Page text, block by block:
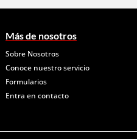
Más de nosotros
Sobre Nosotros
Conoce nuestro servicio
Formularios
Entra en contacto